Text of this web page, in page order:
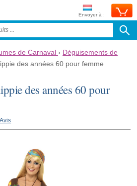
Envoyer à :
de Carnaval › Déguisements de
des années 60 pour femme
des années 60 pour